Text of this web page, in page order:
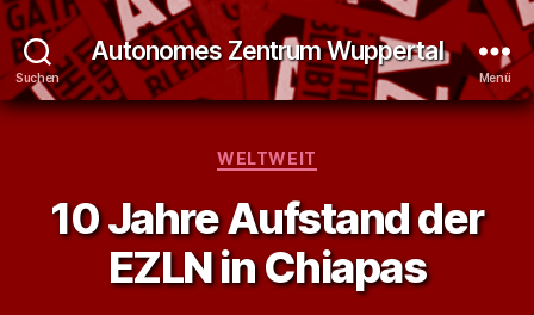
Suchen
Autonomes Zentrum Wuppertal
Menü
Kategorien
WELTWEIT
10 Jahre Aufstand der
EZLN in Chiapas